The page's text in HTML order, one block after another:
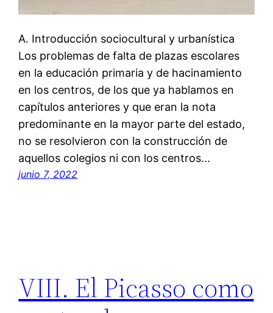
A. Introducción sociocultural y urbanística
Los problemas de falta de plazas escolares
en la educación primaria y de hacinamiento
en los centros, de los que ya hablamos en
capítulos anteriores y que eran la nota
predominante en la mayor parte del estado,
no se resolvieron con la construcción de
aquellos colegios ni con los centros…
junio 7, 2022
VIII. El Picasso como